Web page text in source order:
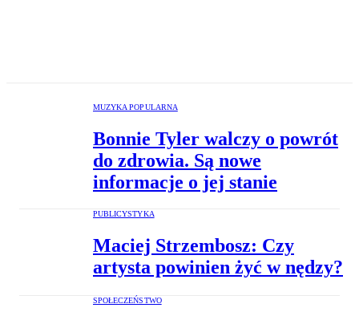
MUZYKA POPULARNA
Bonnie Tyler walczy o powrót
do zdrowia. Są nowe
informacje o jej stanie
PUBLICYSTYKA
Maciej Strzembosz: Czy
artysta powinien żyć w nędzy?
SPOŁECZEŃSTWO